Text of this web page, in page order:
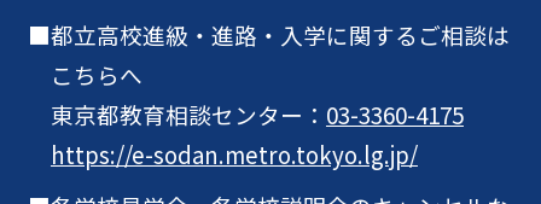
都立高校進級・進路・入学に関するご相談は
こちらへ
東京都教育相談センター： 03-3360-4175
https://e-sodan.metro.tokyo.lg.jp/